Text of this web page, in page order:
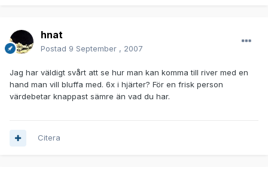
hnat
Postad 9 September , 2007
Jag har väldigt svårt att se hur man kan komma till river med en
hand man vill bluffa med. 6x i hjärter? För en frisk person
värdebetar knappast sämre än vad du har.
Citera